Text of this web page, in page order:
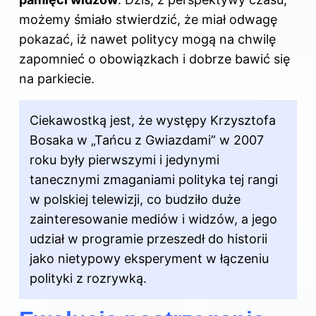
możemy śmiało stwierdzić, że miał odwagę
pokazać, iż nawet politycy mogą na chwilę
zapomnieć o obowiązkach i dobrze bawić się
na parkiecie.
Ciekawostką jest, że występy Krzysztofa
Bosaka w „Tańcu z Gwiazdami” w 2007
roku były pierwszymi i jedynymi
tanecznymi zmaganiami polityka tej rangi
w polskiej telewizji, co budziło duże
zainteresowanie mediów i widzów, a jego
udział w programie przeszedł do historii
jako nietypowy eksperyment w łączeniu
polityki z rozrywką.